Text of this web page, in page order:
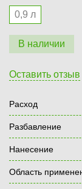
0,9 л
В наличии
Оставить отзыв
Расход
Разбавление
Нанесение
Область